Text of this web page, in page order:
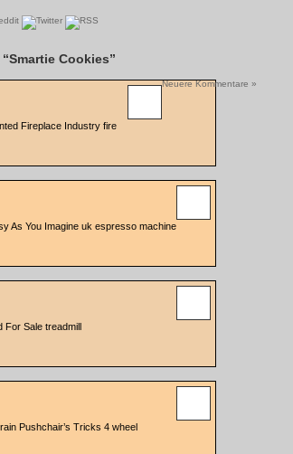
Cookies”
Neuere Kommentare »
Fireplace Industry fire
As You Imagine uk espresso machine
For Sale treadmill
Pushchair’s Tricks 4 wheel